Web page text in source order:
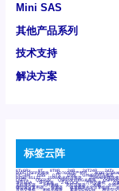
Mini SAS
其他产品系列
技术支持
解决方案
标签云阵
6Tx6Rx 8T 8T8R 24R 24T24R 24Tx
800G OSFP光模块 AD7606国产替代 AFBR-
DC~4M DSS DTS DVS GYMB光纤连接器
HFBR-4513Z J599A6光纤连接器 J599A8光电连接
QSFP+ QSFP28 QSFP28 100G光模块 QSFP28
SFP MSA SFP笼座 Z-BLOCK 万兆交换机 交
光纤激光器 光纤跳线 光纤连接器 光耦 全国
微型波分复用器 探测器 收发模块光学引擎组件
百兆交换机 相机光模块 紧凑型DWDM 网管型交